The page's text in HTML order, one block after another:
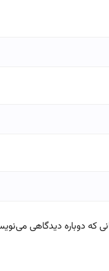
که دوباره دیدگاهی